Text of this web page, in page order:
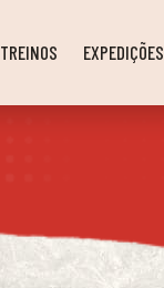
TREINOS EXPEDIÇÕES